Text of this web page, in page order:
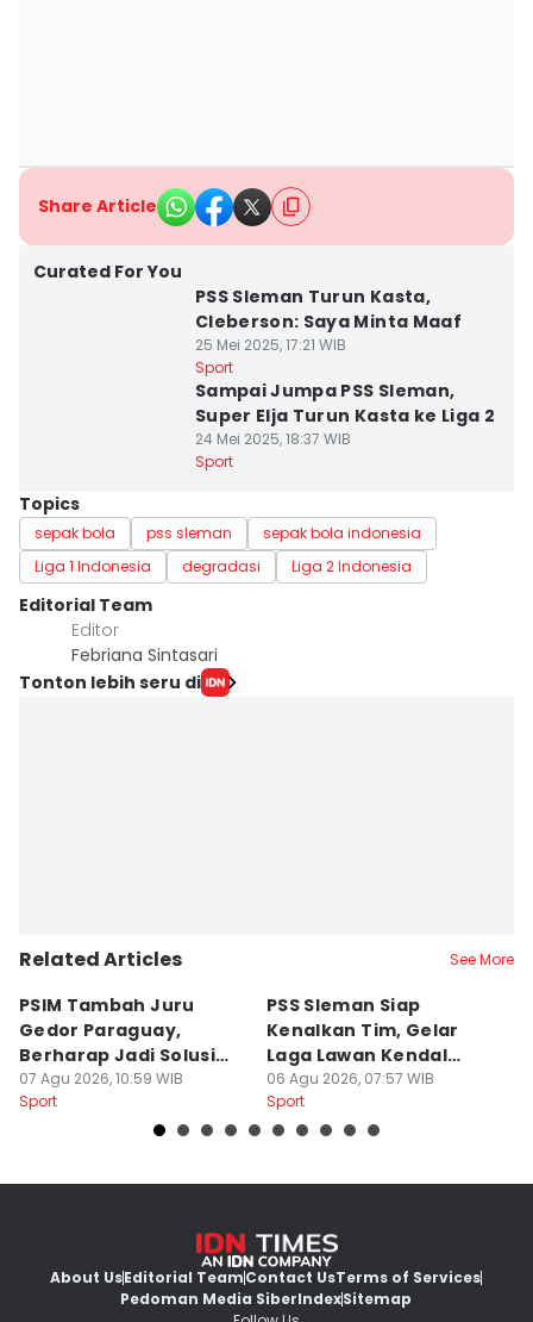
Share Article
Curated For You
PSS Sleman Turun Kasta,
Cleberson: Saya Minta Maaf
25 Mei 2025, 17:21 WIB
Sport
Sampai Jumpa PSS Sleman,
Super Elja Turun Kasta ke Liga 2
24 Mei 2025, 18:37 WIB
Sport
Topics
sepak bola pss sleman
sepak bola indonesia
Liga 1 Indonesia
degradasi Liga 2 Indonesia
Editorial Team
Editor
Febriana Sintasari
Tonton lebih seru di
Related Articles See More
PSIM Tambah Juru
Gedor Paraguay,
Berharap Jadi Solusi
Minimnya Pencetak Gol
07 Agu 2026, 10:59 WIB
Sport
PSS Sleman Siap
Kenalkan Tim, Gelar
Laga Lawan Kendal
Tornado FC
06 Agu 2026, 07:57 WIB
Sport
About UsEditorial TeamContact UsTerms of Services
Pedoman Media SiberIndexSitemap